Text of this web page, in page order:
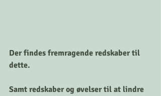
Der findes fremragende redskaber til
dette.
Samt redskaber og øvelser til at lindre